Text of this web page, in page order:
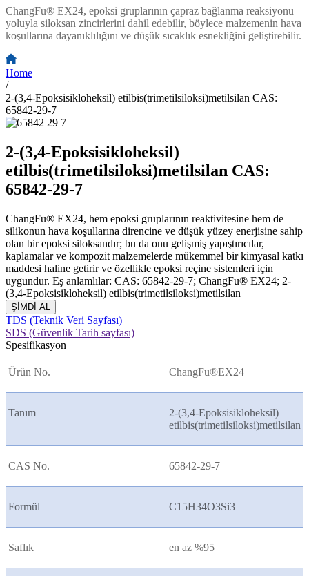
ChangFu® EX24, epoksi gruplarının çapraz bağlanma reaksiyonu
yoluyla siloksan zincirlerini dahil edebilir, böylece malzemenin hava
koşullarına dayanıklılığını ve düşük sıcaklık esnekliğini geliştirebilir.
Home
/
2-(3,4-Epoksisikloheksil) etilbis(trimetilsiloksi)metilsilan CAS:
65842-29-7
2-(3,4-Epoksisikloheksil)
etilbis(trimetilsiloksi)metilsilan CAS:
65842-29-7
ChangFu® EX24, hem epoksi gruplarının reaktivitesine hem de
silikonun hava koşullarına direncine ve düşük yüzey enerjisine sahip
olan bir epoksi siloksandır; bu da onu gelişmiş yapıştırıcılar,
kaplamalar ve kompozit malzemelerde mükemmel bir kimyasal katkı
maddesi haline getirir ve özellikle epoksi reçine sistemleri için
uygundur. Eş anlamlılar: CAS: 65842-29-7; ChangFu® EX24; 2-
(3,4-Epoksisikloheksil) etilbis(trimetilsiloksi)metilsilan
ŞİMDİ AL
TDS (Teknik Veri Sayfası)
SDS (Güvenlik Tarih sayfası)
Spesifikasyon
Ürün No. ChangFu®EX24
Tanım
2-(3,4-Epoksisikloheksil)
etilbis(trimetilsiloksi)metilsilan
CAS No. 65842-29-7
Formül C15H34O3Si3
Saflık en az %95